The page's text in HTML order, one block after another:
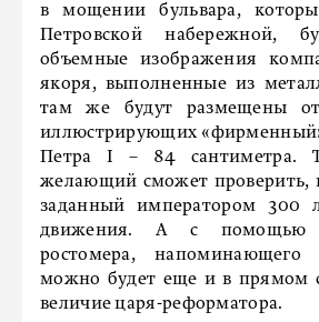
в мощении бульвара,
Петровской набережной,
объемные изображения
якоря, выполненные из
там же будут размещены
иллюстрирующих
Петра I – 84 сантиметра.
желающий сможет проверить,
заданный императором 300
движения. А с помощью
ростомера, напоминающего
можно будет еще и в прямом
величие царя-реформатора.